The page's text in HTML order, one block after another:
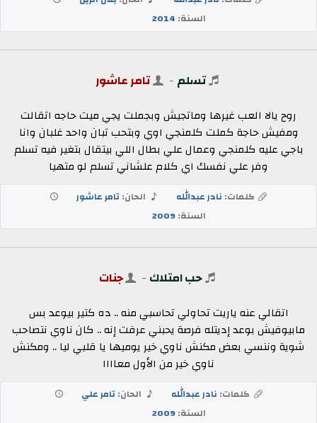
السنة: 2014
تسلم - تامر عاشور
روح يالا العب غيرها وماتجيش وبجملت يجي ميت حاجه اتقالت
ومفيش حاجة كملت كلمنجي اوي وبتحب تبان واحد غلبان وانا
باجي عليه كلمنجي وعمال علي بطال اللي بيتقال بتغير فيه تسلم
وفر علي نفسك اي كلام علشاني تسلم لو متهيا
كلمات: نادر عبدالله الحان:تامر عاشور
السنة:2009
حب امتلاك - جنات
اتقالي عنه ياريت تحاولي تحاسبي منه .. ده كتير بيوعد بس
مابيوفيش بوعد إديتله فرصة يحبني عرفت إنه .. كان ناوي نتصاحب
شوية وننسي بعض مكنش ناوي خير يوميها يا قلبي ليا .. ومكنش
ناوي خير من الأول معاااا
كلمات: نادر عبدالله الحان:تامر علي
السنة:2009